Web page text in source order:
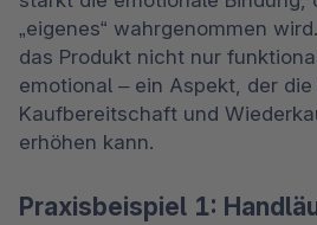
„eigenes“ wahrgenommen
das Produkt nicht nur
emotional – ein Aspekt, der
Kaufbereitschaft und
erhöhen kann.
Praxisbeispiel 1: